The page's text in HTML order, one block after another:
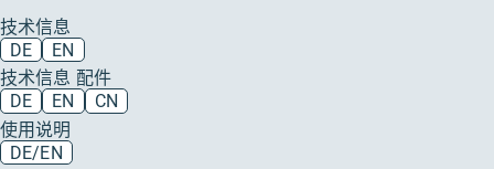
技术信息
DE
EN
技术信息 配件
DE
EN
CN
使用说明
DE/EN